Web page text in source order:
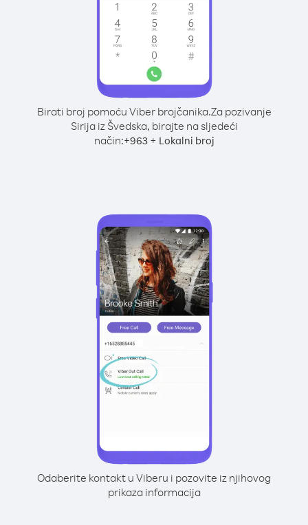
Birati broj pomoću Viber brojčanika.Za pozivanje
Sirija iz Švedska, birajte na sljedeći
način:+963+ Lokalni broj
Odaberite kontakt u Viberu i pozovite iz njihovog
prikaza informacija